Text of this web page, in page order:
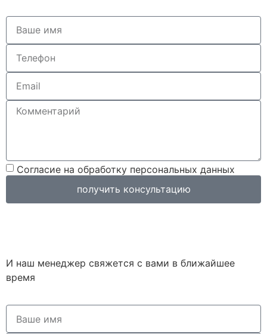
Согласие на обработку персональных данных
получить консультацию
И наш менеджер свяжется с вами в ближайшее
время